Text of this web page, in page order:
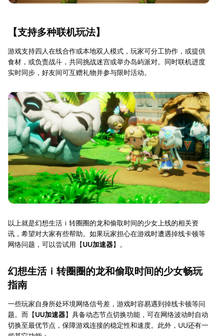
【支持多种联机玩法】
游戏支持四人在线合作或本地双人模式，玩家可分工协作，或提供
食材，或负责战斗，共同挑战迷宫或举办岛屿派对。同时联机进度
实时同步，好友间可互赠礼物并参与限时活动。
以上就是幻想生活ｉ转圈圈的龙和偷取时间的少女上线的相关资
讯，希望对大家有些帮助。如果玩家担心在游戏时遭遇掉线卡顿等
网络问题，可以尝试用【UU加速器】。
幻想生活ｉ转圈圈的龙和偷取时间的少女畅玩
指南
一些玩家自身所处环境网络信号差，游戏时容易遇到掉线卡顿等问
题。而【UU加速器】具备动态节点切换功能，可在网络波动时自动
切换至最优节点，保障游戏连接的稳定性和速度。此外，UU还有一